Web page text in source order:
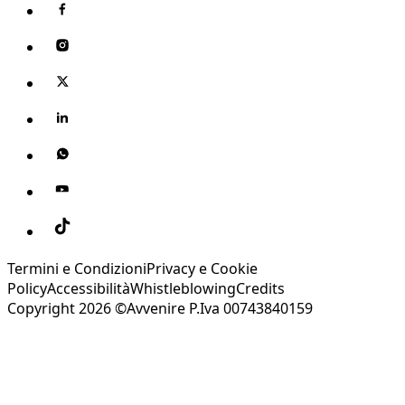
Termini e CondizioniPrivacy e Cookie
PolicyAccessibilitàWhistleblowingCredits
Copyright 2026 ©Avvenire P.Iva 00743840159